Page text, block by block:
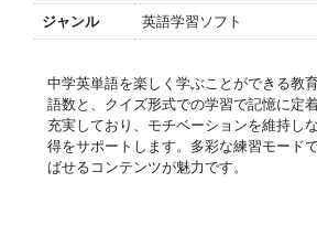
ジャンル 英語学習ソフト
中学英単語を楽しく学ぶことができる教
語数と、クイズ形式での学習で記憶に定
充実しており、モチベーションを維持し
得をサポートします。多彩な練習モード
ばせるコンテンツが魅力です。